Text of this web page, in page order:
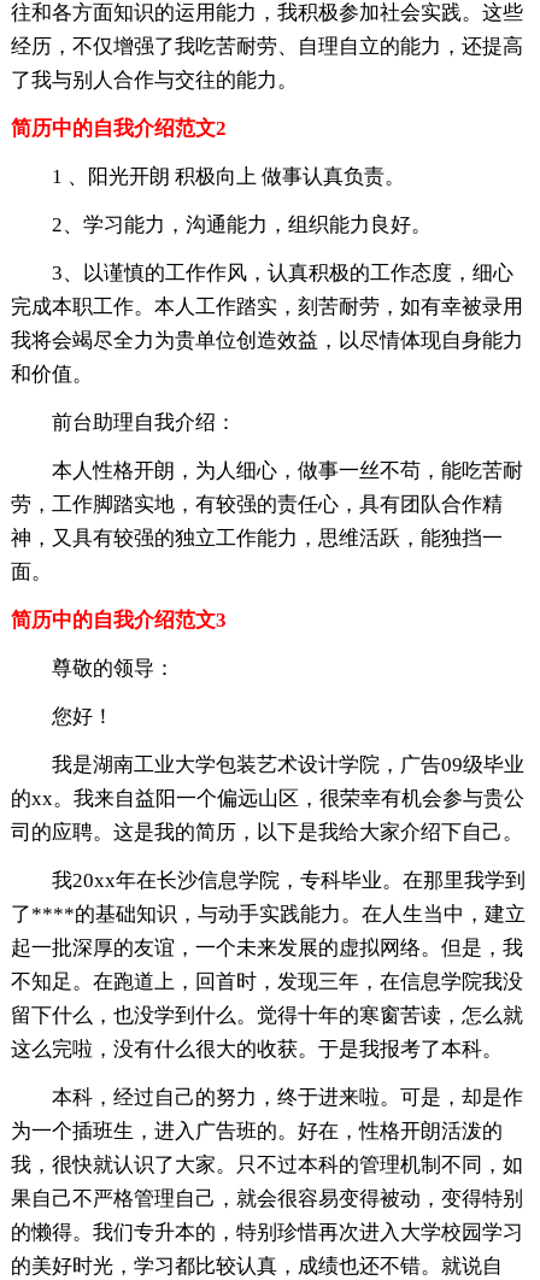
往和各方面知识的运用能力，我积极参加社会实践。这些
经历，不仅增强了我吃苦耐劳、自理自立的能力，还提高
了我与别人合作与交往的能力。
简历中的自我介绍范文2
1 、阳光开朗 积极向上 做事认真负责。
2、学习能力，沟通能力，组织能力良好。
3、以谨慎的工作作风，认真积极的工作态度，细心
完成本职工作。本人工作踏实，刻苦耐劳，如有幸被录用
我将会竭尽全力为贵单位创造效益，以尽情体现自身能力
和价值。
前台助理自我介绍：
本人性格开朗，为人细心，做事一丝不苟，能吃苦耐
劳，工作脚踏实地，有较强的责任心，具有团队合作精
神，又具有较强的独立工作能力，思维活跃，能独挡一
面。
简历中的自我介绍范文3
尊敬的领导：
您好！
我是湖南工业大学包装艺术设计学院，广告09级毕业
的xx。我来自益阳一个偏远山区，很荣幸有机会参与贵公
司的应聘。这是我的简历，以下是我给大家介绍下自己。
我20xx年在长沙信息学院，专科毕业。在那里我学到
了****的基础知识，与动手实践能力。在人生当中，建立
起一批深厚的友谊，一个未来发展的虚拟网络。但是，我
不知足。在跑道上，回首时，发现三年，在信息学院我没
留下什么，也没学到什么。觉得十年的寒窗苦读，怎么就
这么完啦，没有什么很大的收获。于是我报考了本科。
本科，经过自己的努力，终于进来啦。可是，却是作
为一个插班生，进入广告班的。好在，性格开朗活泼的
我，很快就认识了大家。只不过本科的管理机制不同，如
果自己不严格管理自己，就会很容易变得被动，变得特别
的懒得。我们专升本的，特别珍惜再次进入大学校园学习
的美好时光，学习都比较认真，成绩也还不错。就说自